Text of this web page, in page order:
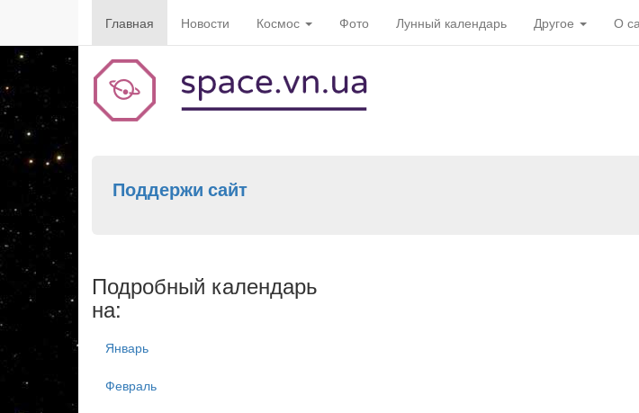
Главная Новости Космос Фото Лунный календарь Другое О
Поддержи сайт
Подробный календарь
на:
Январь
Февраль